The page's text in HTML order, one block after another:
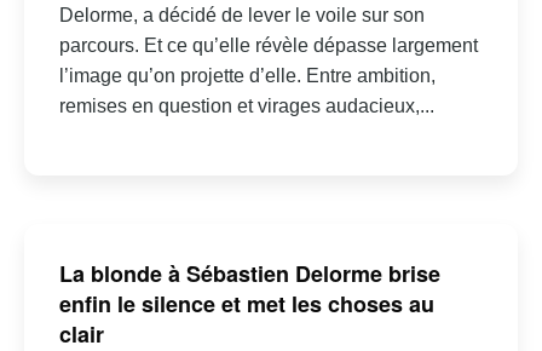
Delorme, a décidé de lever le voile sur son
parcours. Et ce qu’elle révèle dépasse largement
l’image qu’on projette d’elle. Entre ambition,
remises en question et virages audacieux,...
La blonde à Sébastien Delorme brise
enfin le silence et met les choses au
clair